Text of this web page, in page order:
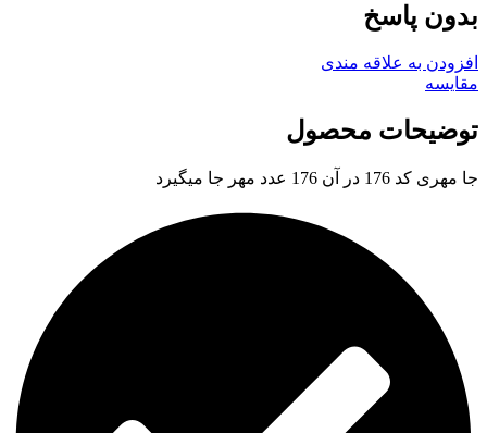
بدون پاسخ
افزودن به علاقه مندی
مقايسه
توضیحات محصول
جا مهری کد 176 در آن 176 عدد مهر جا میگیرد